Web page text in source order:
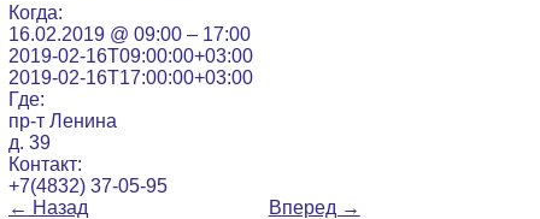
Когда:
16.02.2019 @ 09:00 – 17:00
2019-02-16T09:00:00+03:00
2019-02-16T17:00:00+03:00
Где:
пр-т Ленина
д. 39
Контакт:
+7(4832) 37-05-95
← Назад Вперед →